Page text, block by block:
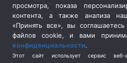
Социальная политика
(3)
Спецоперация в Украине
Спецоперация на Украине
(404)
Спорт (740)
просмотра, показа
контента, а также анализа
«Принять все», вы
файлов cookie, и вами
конфиденциальности.
Этот сайт использует сервис веб-